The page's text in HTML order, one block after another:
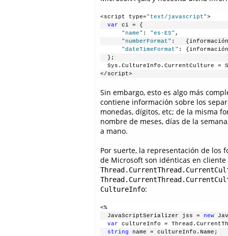
<script type="text/javascript">
  var
ci = {
      "name"
: "es-ES" ,
      "numberFormat"
:
      "dateTimeFormat"
:
};
Sys.CultureInfo.CurrentCulture =
</script>
Sin embargo, esto es algo más
contiene información sobre los
monedas, dígitos, etc; de la misma
nombre de meses, días de la
a mano.
Por suerte, la representación de los
de Microsoft son idénticas en
CultureInfo:
<%
JavaScriptSerializer jss = new
  var
cultureInfo =
  string
name = cultureInfo.Name;